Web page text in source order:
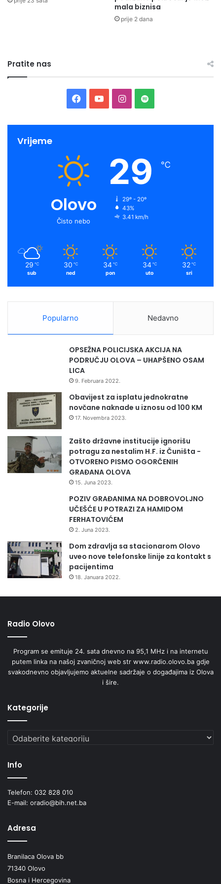
mala biznisa
prije 2 dana
Pratite nas
Facebook
YouTubeInstagram
Spotify
Vrijeme
Olovo
Čisto nebo
29 ℃
29º - 20º
43%
3.41 km/h
29 ℃
sub
30 ℃
ned
34 ℃
pon
34 ℃
uto
32 ℃
sri
Popularno Nedavno
OPSEŽNA POLICIJSKA AKCIJA NA
PODRUČJU OLOVA – UHAPŠENO OSAM
LICA
9. Februara 2022.
Obavijest za isplatu jednokratne
novčane naknade u iznosu od 100 KM
17. Novembra 2023.
Zašto državne institucije ignorišu
potragu za nestalim H.F. iz Čuništa -
OTVORENO PISMO OGORČENIH
GRAĐANA OLOVA
15. Juna 2023.
POZIV GRAĐANIMA NA DOBROVOLJNO
UČEŠĆE U POTRAZI ZA HAMIDOM
FERHATOVIĆEM
2. Juna 2023.
Dom zdravlja sa stacionarom Olovo
uveo nove telefonske linije za kontakt s
pacijentima
18. Januara 2022.
Radio Olovo
Program se emituje 24. sata dnevno na 95,1 MHz i na internetu
putem linka na našoj zvaničnoj web str www.radio.olovo.ba gdje
svakodnevno objavljujemo aktuelne sadržaje o događajima iz Olova
i šire.
Kategorije
Kategorije
Info
Telefon: 032 828 010
E-mail: oradio@bih.net.ba
Adresa
Branilaca Olova bb
71340 Olovo
Bosna i Hercegovina